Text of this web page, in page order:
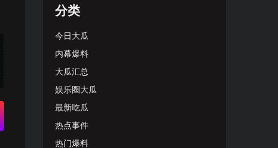
分类
今日大瓜
内幕爆料
大瓜汇总
娱乐圈大瓜
最新吃瓜
热点事件
热门爆料